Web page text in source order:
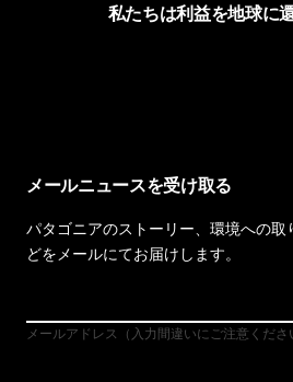
私たちは利益を地球に
メールニュースを受け取る
パタゴニアのストーリー、環境への
どをメールにてお届けします。
メールアドレス（入力間違いにご注意くださ